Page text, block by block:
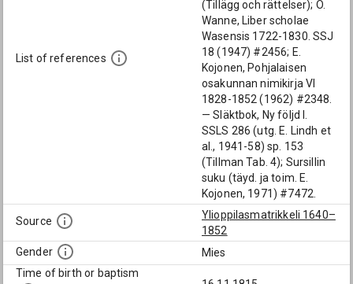
List of references
(Tillägg och rättelser); O.
Wanne, Liber scholae
Wasensis 1722-1830. SSJ
18 (1947) #2456; E.
Kojonen, Pohjalaisen
osakunnan nimikirja VI
1828-1852 (1962) #2348.
— Släktbok, Ny följd I.
SSLS 286 (utg. E. Lindh et
al., 1941-58) sp. 153
(Tillman Tab. 4); Sursillin
suku (täyd. ja toim. E.
Kojonen, 1971) #7472.
Source
Ylioppilasmatrikkeli 1640–
1852
Gender
Mies
Time of birth or baptism